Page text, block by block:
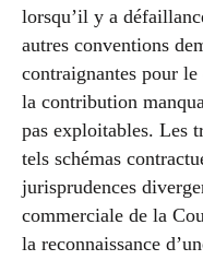
lorsqu’il y a
autres conventions
contraignantes pour
la contribution
pas exploitables. Les
tels schémas
jurisprudences
commerciale de la
la reconnaissance